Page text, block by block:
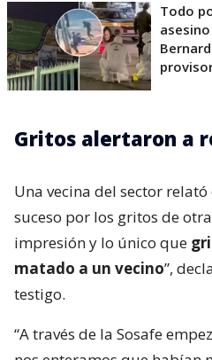
Todo
Gritos alertaron a
Una vecina del sector
suceso por los gritos de
impresión y lo único que
matado a un vecino”,
testigo.
“A través de la Sosafe